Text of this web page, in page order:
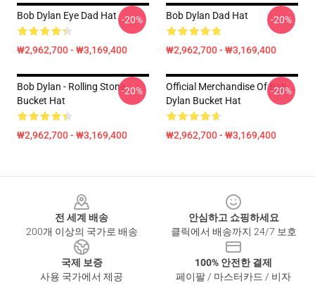
Bob Dylan Eye Dad Hat
₩2,962,700 - ₩3,169,400
-20% Bob Dylan Dad Hat
₩2,962,700 - ₩3,169,400
-20%
Bob Dylan - Rolling Stone
Bucket Hat
₩2,962,700 - ₩3,169,400
-20%
Official Merchandise Of Bob
Dylan Bucket Hat
₩2,962,700 - ₩3,169,400
-20%
전 세계 배송
200개 이상의 국가로 배송
안심하고 쇼핑하세요
클릭에서 배송까지 24/7 보호
국제 보증
사용 국가에서 제공
100% 안전한 결제
페이팔 / 마스터카드 / 비자